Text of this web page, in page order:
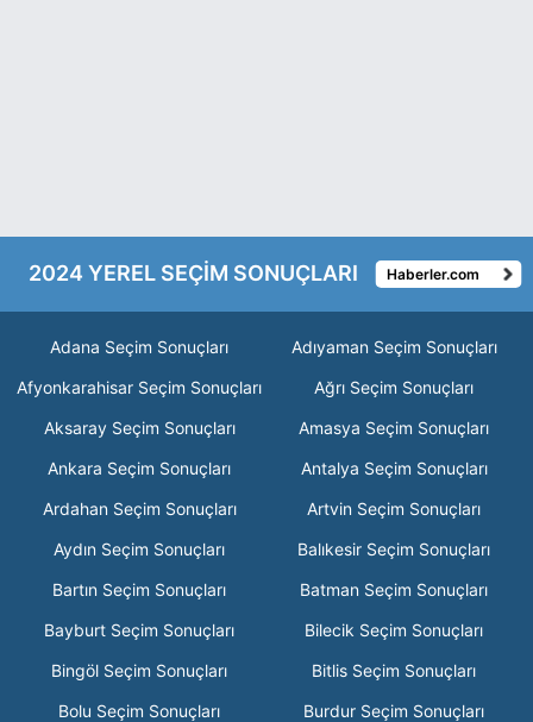
2024 YEREL SEÇİM SONUÇLARI Haberler.com
Adana Seçim Sonuçları
Adıyaman Seçim Sonuçları
Afyonkarahisar Seçim Sonuçları
Ağrı Seçim Sonuçları
Aksaray Seçim Sonuçları
Amasya Seçim Sonuçları
Ankara Seçim Sonuçları
Antalya Seçim Sonuçları
Ardahan Seçim Sonuçları
Artvin Seçim Sonuçları
Aydın Seçim Sonuçları
Balıkesir Seçim Sonuçları
Bartın Seçim Sonuçları
Batman Seçim Sonuçları
Bayburt Seçim Sonuçları
Bilecik Seçim Sonuçları
Bingöl Seçim Sonuçları
Bitlis Seçim Sonuçları
Bolu Seçim Sonuçları
Burdur Seçim Sonuçları